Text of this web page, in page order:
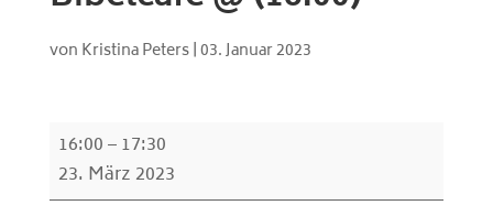
von Kristina Peters|03. Januar 2023
Bibelcafé
@
(16:00)
16:00–17:30
23. März 2023